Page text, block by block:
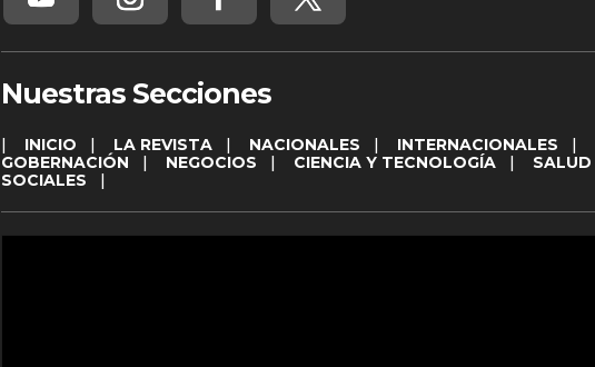
Nuestras Secciones
INICIO LA REVISTA| NACIONALES INTERNACIONALES
GOBERNACIÓN
NEGOCIOS CIENCIA Y TECNOLOGÍA| SALUD
SOCIALES